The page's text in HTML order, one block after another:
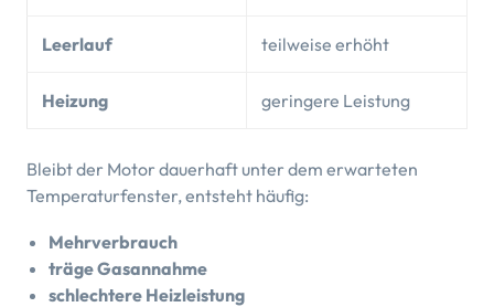
Leerlauf teilweise erhöht
Heizung geringere Leistung
Bleibt der Motor dauerhaft unter dem erwarteten
Temperaturfenster, entsteht häufig:
Mehrverbrauch
träge Gasannahme
schlechtere Heizleistung